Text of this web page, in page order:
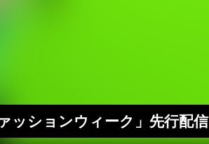
ッションウィーク」先行配信